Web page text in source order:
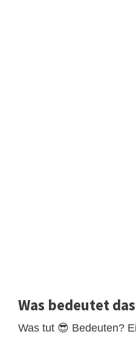
Was bedeutet
Was tut 😎 Bedeuten?